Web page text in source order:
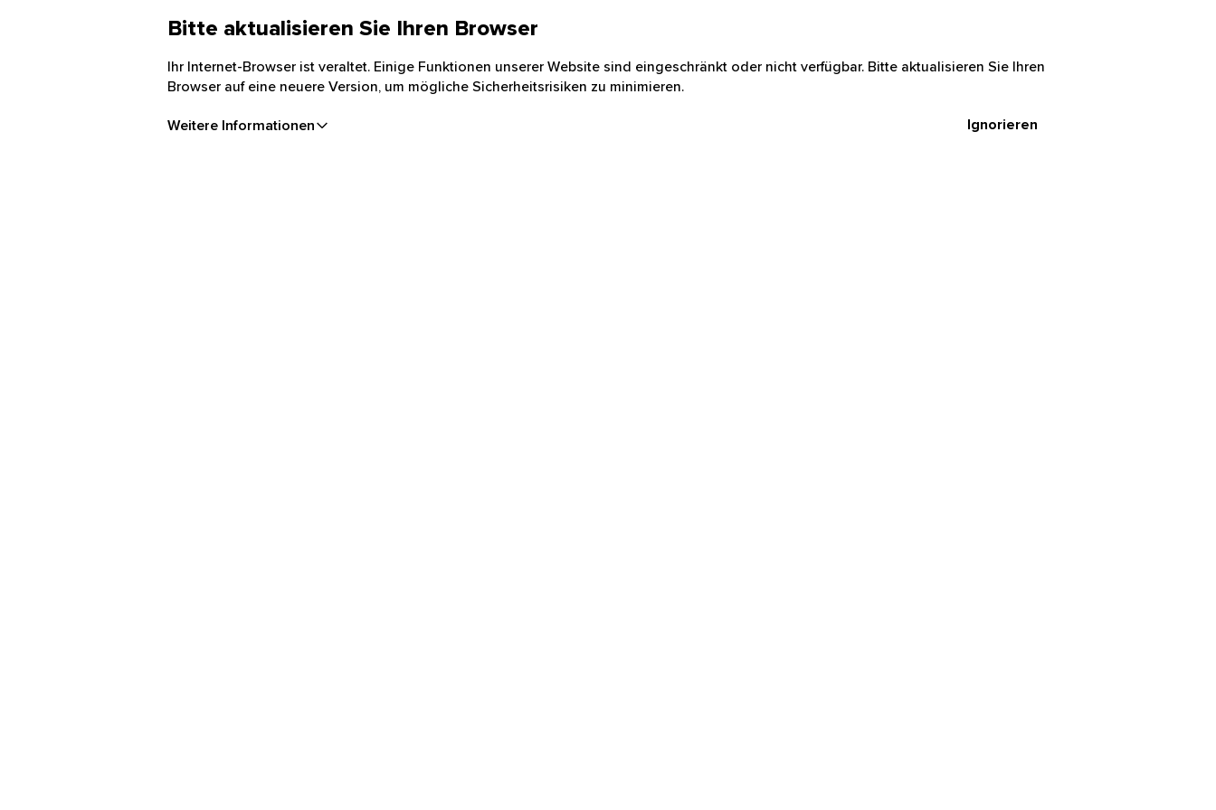
Bitte aktualisieren Sie Ihren Browser
Ihr Internet-Browser ist veraltet. Einige Funktionen unserer Website sind eingeschränkt oder nicht verfügbar. Bitte aktualisieren Sie Ihren
Browser auf eine neuere Version, um mögliche Sicherheitsrisiken zu minimieren.
Weitere Informationen Ignorieren